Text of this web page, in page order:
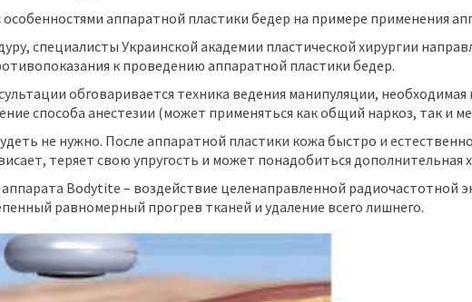
аппаратной пластики бедер на примере применения
специалисты Украинской академии пластической хирургии
к проведению аппаратной пластики бедер.
обговаривается техника ведения манипуляции,
способа анестезии (может применяться как общий наркоз, так и
не нужно. После аппаратной пластики кожа быстро и
теряет свою упругость и может понадобиться дополнительная
Bodytite – воздействие целенаправленной радиочастотной
равномерный прогрев тканей и удаление всего лишнего.